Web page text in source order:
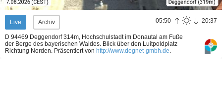
Live Archiv 05:50 20:37
D 94469 Deggendorf 314m, Hochschulstadt im Donautal am Fuße
der Berge des bayerischen Waldes. Blick über den Luitpoldplatz
Richtung Norden. Präsentiert von http://www.degnet-gmbh.de.